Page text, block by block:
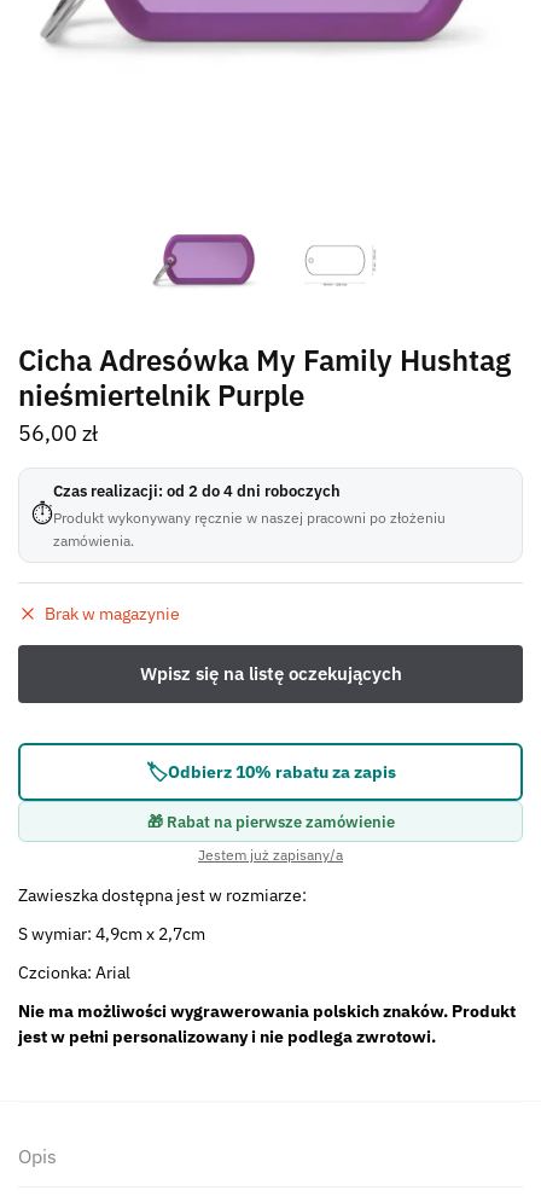
Cicha Adresówka My Family Hushtag
nieśmiertelnik Purple
56,00 zł
⏱
Czas realizacji: od 2 do 4 dni roboczych
Produkt wykonywany ręcznie w naszej pracowni po złożeniu
zamówienia.
Brak w magazynie
🏷️Odbierz 10% rabatu za zapis
🎁 Rabat na pierwsze zamówienie
Jestem już zapisany/a
Zawieszka dostępna jest w rozmiarze:
S wymiar: 4,9cm x 2,7cm
Czcionka: Arial
Nie ma możliwości wygrawerowania polskich znaków. Produkt
jest w pełni personalizowany i nie podlega zwrotowi.
Opis